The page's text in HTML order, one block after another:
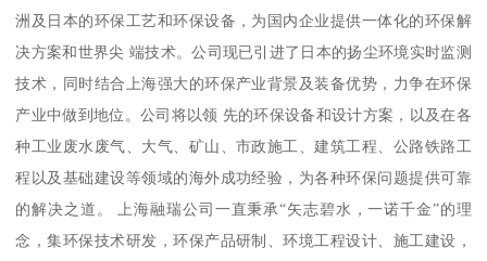
洲及日本的环保工艺和环保设备，为国内企业提供一体化的环保解
决方案和世界尖 端技术。公司现已引进了日本的扬尘环境实时监测
技术，同时结合上海强大的环保产业背景及装备优势，力争在环保
产业中做到地位。公司将以领 先的环保设备和设计方案，以及在各
种工业废水废气、大气、矿山、市政施工、建筑工程、公路铁路工
程以及基础建设等领域的海外成功经验，为各种环保问题提供可靠
的解决之道。 上海融瑞公司一直秉承“矢志碧水，一诺千金”的理
念，集环保技术研发，环保产品研制、环境工程设计、施工建设，